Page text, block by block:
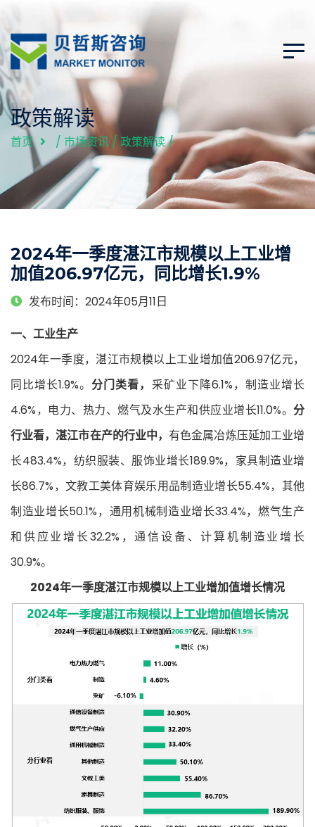
政策解读
首页 / 市场资讯/政策解读/
2024年一季度湛江市规模以上工业增
加值206.97亿元，同比增长1.9%
发布时间：2024年05月11日
一、工业生产
2024年一季度，湛江市规模以上工业增加值206.97亿元，
同比增长1.9%。分门类看， 采矿业下降6.1%，制造业增长
4.6%，电力、热力、燃气及水生产和供应业增长11.0%。 分
行业看，湛江市在产的行业中，有色金属冶炼压延加工业增
长483.4%，纺织服装、服饰业增长189.9%，家具制造业增
长86.7%，文教工美体育娱乐用品制造业增长55.4%，其他
制造业增长50.1%，通用机械制造业增长33.4%，燃气生产
和供应业增长32.2%，通信设备、计算机制造业增长
30.9%。
2024年一季度湛江市规模以上工业增加值增长情况